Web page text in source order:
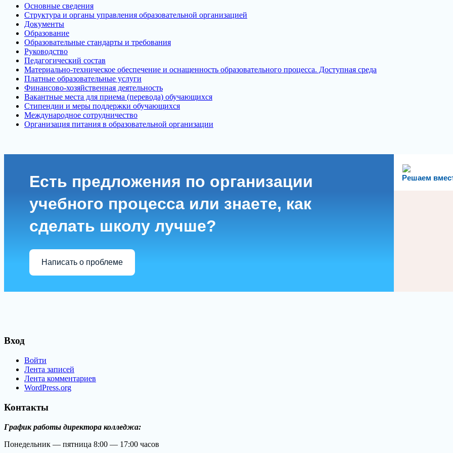
Основные сведения
Структура и органы управления образовательной организацией
Документы
Образование
Образовательные стандарты и требования
Руководство
Педагогический состав
Материально-техническое обеспечение и оснащенность образовательного процесса. Доступная среда
Платные образовательные услуги
Финансово-хозяйственная деятельность
Вакантные места для приема (перевода) обучающихся
Стипендии и меры поддержки обучающихся
Международное сотрудничество
Организация питания в образовательной организации
Решаем
Есть предложения по организации
учебного процесса или знаете, как
сделать школу лучше?
Написать о проблеме
Вход
Войти
Лента записей
Лента комментариев
WordPress.org
Контакты
График работы директора колледжа:
Понедельник — пятница 8:00 — 17:00 часов